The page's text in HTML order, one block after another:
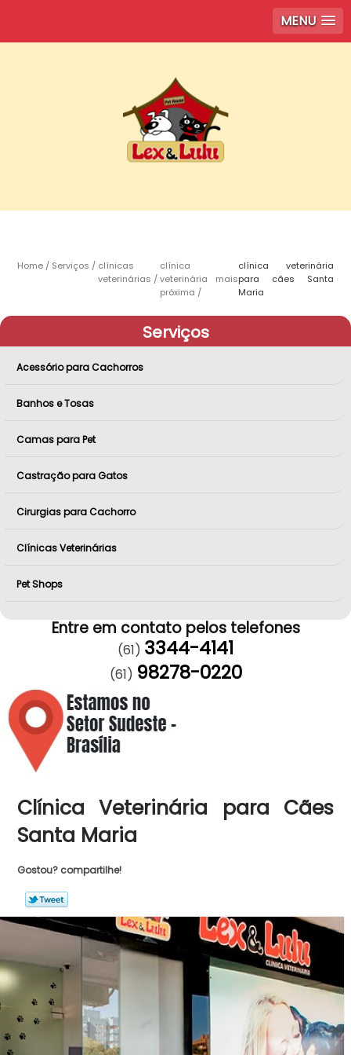
MENU
Home Serviços
clínicas
veterinárias
clínica
veterinária mais
próxima
clínica veterinária
para cães Santa
Maria
Serviços
Acessório para Cachorros
Banhos e Tosas
Camas para Pet
Castração para Gatos
Cirurgias para Cachorro
Clínicas Veterinárias
Pet Shops
Entre em contato pelos telefones
(61) 3344-4141
(61) 98278-0220
Clínica Veterinária para Cães
Santa Maria
Gostou? compartilhe!